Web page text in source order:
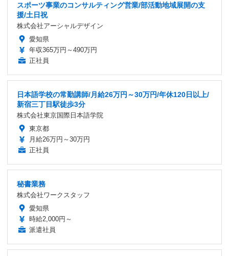
スポーツ事業のコンサルティング営業/部活動地域展開の支
援/土日祝
株式会社アーシャルデザイン
愛知県
年収365万円～490万円
正社員
日本語学校の常勤講師/月給26万円～30万円/年休120日以上/
新宿三丁目駅徒歩3分
株式会社東京国際日本語学院
東京都
月給26万円～30万円
正社員
秘書業務
株式会社ワークスタッフ
愛知県
時給2,000円～
派遣社員